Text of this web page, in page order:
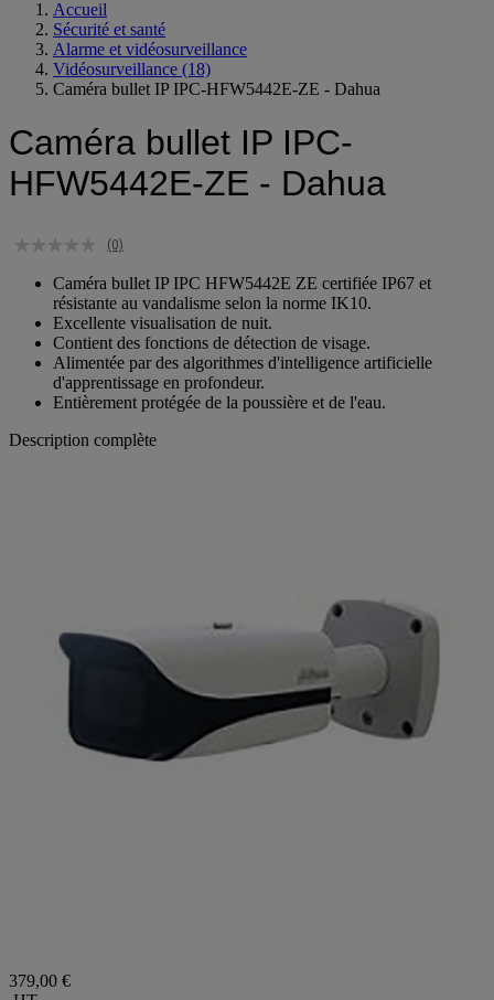
Accueil
Sécurité et santé
Alarme et vidéosurveillance
Vidéosurveillance (18)
Caméra bullet IP IPC-
HFW5442E-ZE - Dahua
Caméra bullet IP IPC HFW5442E ZE certifiée IP67 et
résistante au vandalisme selon la norme IK10.
Excellente visualisation de nuit.
Contient des fonctions de détection de visage.
Alimentée par des algorithmes d'intelligence artificielle
d'apprentissage en profondeur.